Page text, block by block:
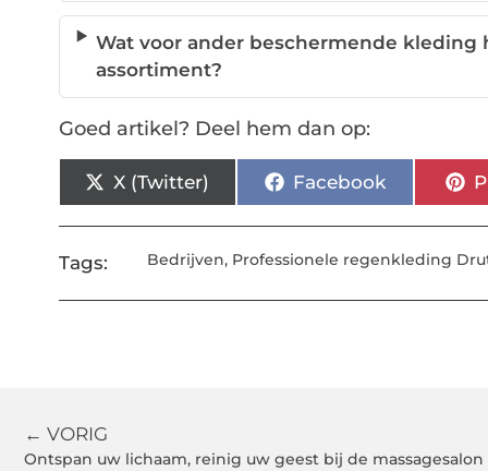
Wat voor ander beschermende
assortiment?
Goed artikel? Deel hem dan op:
X (Twitter) Facebook
Tags: Bedrijven, Professionele regenkleding
← VORIG
Ontspan uw lichaam, reinig uw geest bij de massagesalon